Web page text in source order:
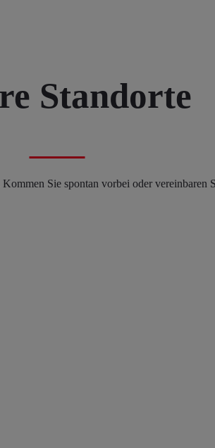
Standorte
Sie spontan vorbei oder vereinbaren